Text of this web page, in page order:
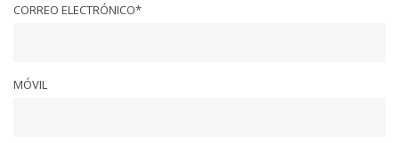
CORREO ELECTRÓNICO*
MÓVIL